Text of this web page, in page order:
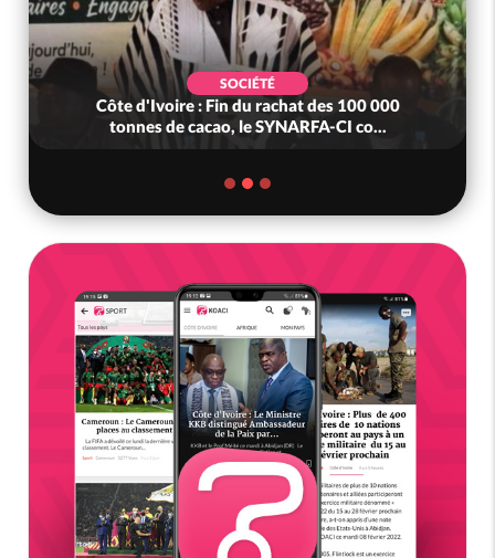
SOCIÉTÉ
Côte d'Ivoire : Fin du rachat des 100 000
tonnes de cacao, le SYNARFA-CI co...